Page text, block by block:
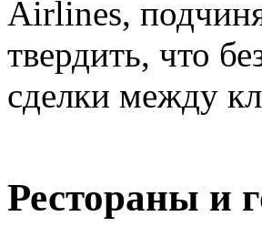
Airlines,
твердить, что
сделки между
Рестораны и